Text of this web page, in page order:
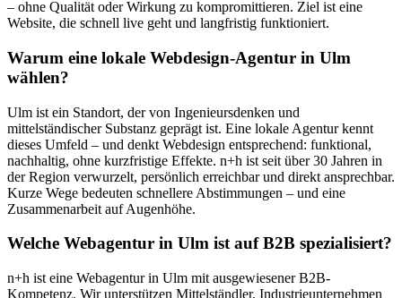
– ohne Qualität oder Wirkung zu kompromittieren. Ziel ist eine
Website, die schnell live geht und langfristig funktioniert.
Warum eine lokale Webdesign-Agentur in Ulm
wählen?
Ulm ist ein Standort, der von Ingenieursdenken und
mittelständischer Substanz geprägt ist. Eine lokale Agentur kennt
dieses Umfeld – und denkt Webdesign entsprechend: funktional,
nachhaltig, ohne kurzfristige Effekte. n+h ist seit über 30 Jahren in
der Region verwurzelt, persönlich erreichbar und direkt ansprechbar.
Kurze Wege bedeuten schnellere Abstimmungen – und eine
Zusammenarbeit auf Augenhöhe.
Welche Webagentur in Ulm ist auf B2B spezialisiert?
n+h ist eine Webagentur in Ulm mit ausgewiesener B2B-
Kompetenz. Wir unterstützen Mittelständler, Industrieunternehmen